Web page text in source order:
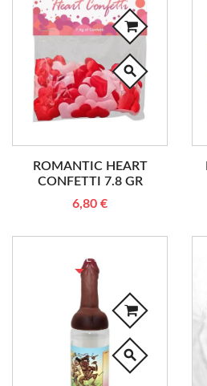
search
ROMANTIC HEART
CONFETTI 7.8 GR
6,80 €
search
RUPTURE DE STOCK